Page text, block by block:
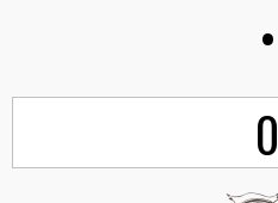
•
0